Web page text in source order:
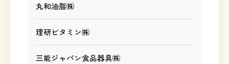
丸和油脂㈱
理研ビタミン㈱
三能ジャパン食品器具㈱